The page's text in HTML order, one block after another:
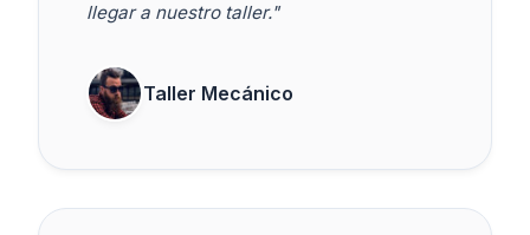
llegar a nuestro taller."
Taller Mecánico